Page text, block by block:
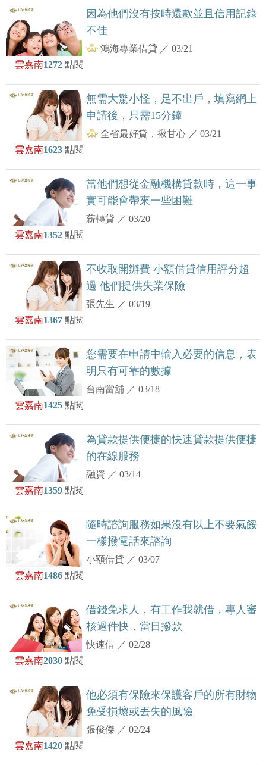
因為他們沒有按時還款並且信用記錄
不佳
鴻海專業借貸 ／03/21
雲嘉南1272 點閱
無需大驚小怪，足不出戶，填寫網上
申請後，只需15分鐘
全省最好貸，揪甘心 ／03/21
雲嘉南1623 點閱
當他們想從金融機構貸款時，這一事
實可能會帶來一些困難
薪轉貸 ／03/20
雲嘉南1352 點閱
不收取開辦費 小額借貸信用評分超
過 他們提供失業保險
張先生 ／03/19
雲嘉南1367 點閱
您需要在申請中輸入必要的信息，表
明只有可靠的數據
台南當舖 ／03/18
雲嘉南1425 點閱
為貸款提供便捷的快速貸款提供便捷
的在線服務
融資 ／03/14
雲嘉南1359 點閱
隨時諮詢服務如果沒有以上不要氣餒
一樣撥電話來諮詢
小額借貸 ／03/07
雲嘉南1486 點閱
借錢免求人，有工作我就借，專人審
核過件快，當日撥款
快速借 ／02/28
雲嘉南2030 點閱
他必須有保險來保護客戶的所有財物
免受損壞或丟失的風險
張俊傑 ／02/24
雲嘉南1420 點閱